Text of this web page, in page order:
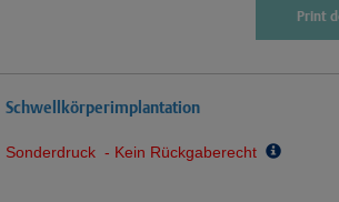
Print
Schwellkörperimplantation
Sonderdruck - Kein Rückgaberecht